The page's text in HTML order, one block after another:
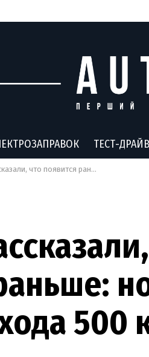
ТЕСТ-ДРАЙВ
раньше: новый LEAF или запас хода 500 км
500